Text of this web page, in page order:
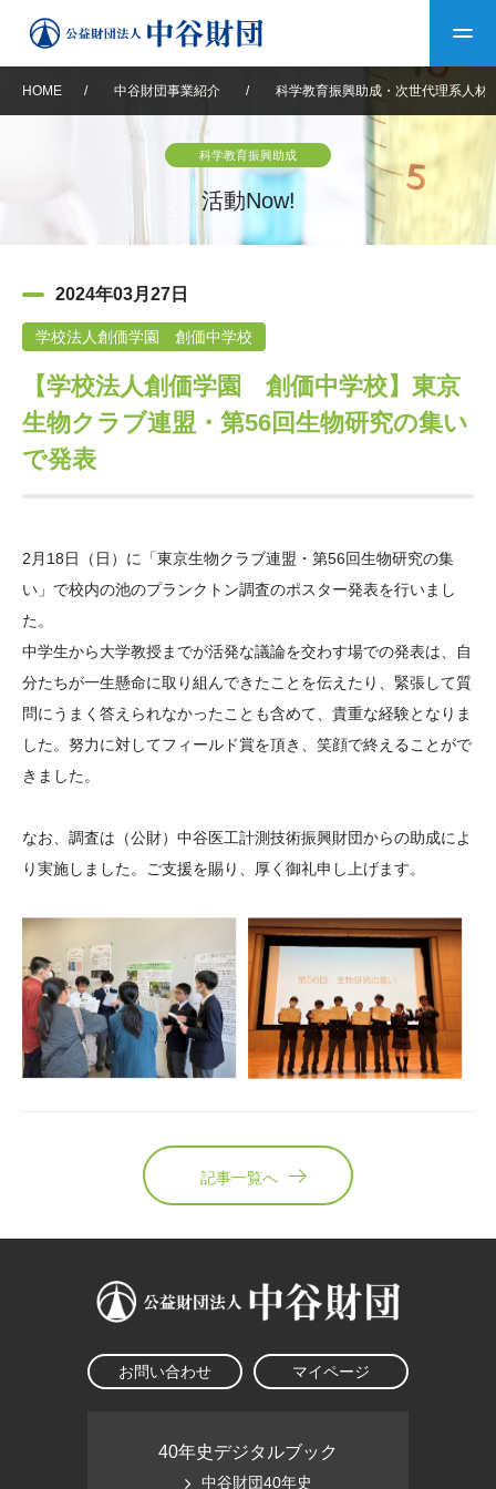
中谷財団について
設立趣意書 財団概要
沿革 40年史デジタルブック
中谷財団40年史
年報一覧 中谷財団レポート
中谷財団事業紹介 中谷賞
神戸賞 長期大型研究助成
研究助成
ム
科学教育振興助成・
次世代理系人材育成プ
ログラム助成
中谷財団動画紹介
その他情報
その他情報
アクセス よくあるご質問
サイトマップ
日本語 English マイページ
HOME / 中谷財団事業紹介 / 科学教育振興助成・次世代理系人材
科学教育振興助成
活動Now!
2024年03月27日
学校法人創価学園 創価中学校
【学校法人創価学園 創価中学校】東京
生物クラブ連盟・第56回生物研究の集い
で発表
2月18日（日）に「東京生物クラブ連盟・第56回生物研究の集
い」で校内の池のプランクトン調査のポスター発表を行いまし
た。
中学生から大学教授までが活発な議論を交わす場での発表は、自
分たちが一生懸命に取り組んできたことを伝えたり、緊張して質
問にうまく答えられなかったことも含めて、貴重な経験となりま
した。努力に対してフィールド賞を頂き、笑顔で終えることがで
きました。
なお、調査は（公財）中谷医工計測技術振興財団からの助成によ
り実施しました。ご支援を賜り、厚く御礼申し上げます。
記事一覧へ
お問い合わせ マイページ
40年史デジタルブック
中谷財団40年史